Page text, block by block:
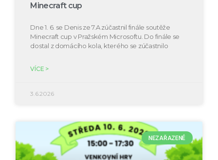
Minecraft cup
Dne 1. 6. se Denis ze 7.A zúčastnil finále soutěže
Minecraft cup v Pražském Microsoftu. Do finále se
dostal z domácího kola, kterého se zúčastnilo
VÍCE >
3.6.2026
NEZAŘAZENÉ